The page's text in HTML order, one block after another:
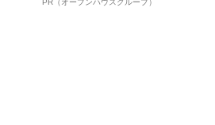
PR（オープンハウスグループ）